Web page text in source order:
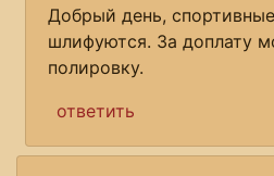
Добрый день,
шлифуются. За доплату
полировку.
ответить